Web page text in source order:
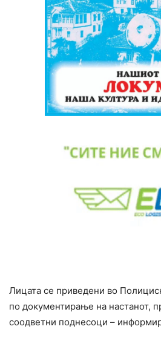
Лицата се приведени во
по документирање на настанот,
соодветни поднесоци –